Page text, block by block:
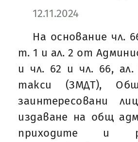
12.11.2024
На основание чл.
т. 1 и ал. 2 от
и чл. 62 и чл. 66,
такси (ЗМДТ),
заинтересовани
издаване на общ
приходите и